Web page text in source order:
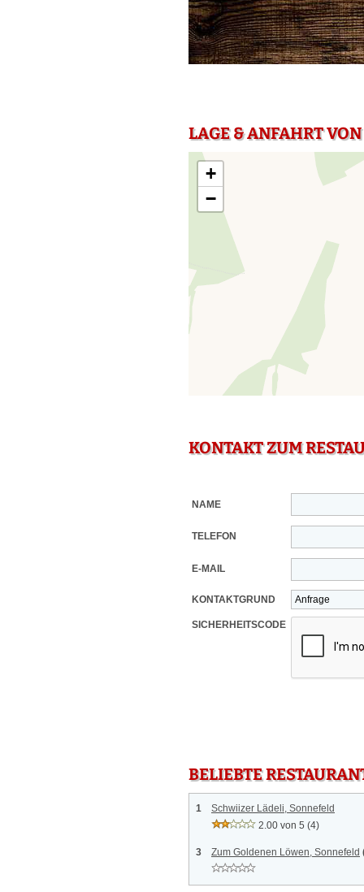
LAGE & ANFAHRT
+
−
KONTAKT ZUM
NAME
TELEFON
E-MAIL
KONTAKTGRUND
SICHERHEITSCODE
BELIEBTE
1
Schwiizer Lädeli, Sonnefeld
2.00 von 5 (4)
3 Zum Goldenen Löwen, Sonnefeld